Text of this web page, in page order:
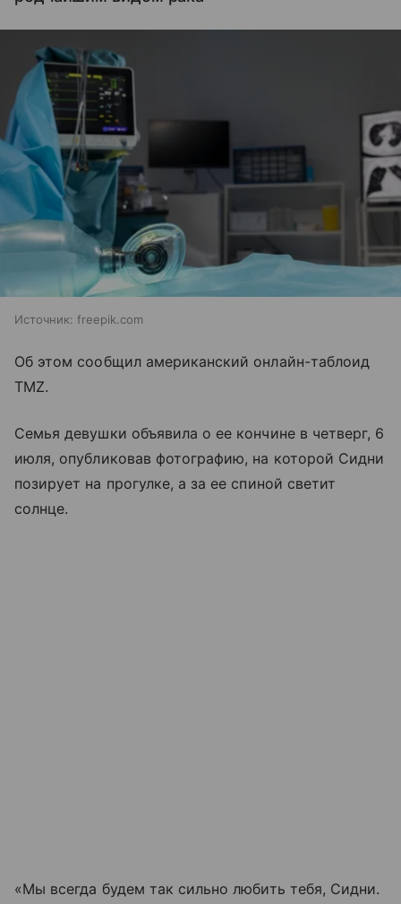
Источник: freepik.com
Об этом сообщил американский онлайн-таблоид
TMZ.
Семья девушки объявила о ее кончине в четверг, 6
июля, опубликовав фотографию, на которой Сидни
позирует на прогулке, а за ее спиной светит
солнце.
«Мы всегда будем так сильно любить тебя, Сидни.